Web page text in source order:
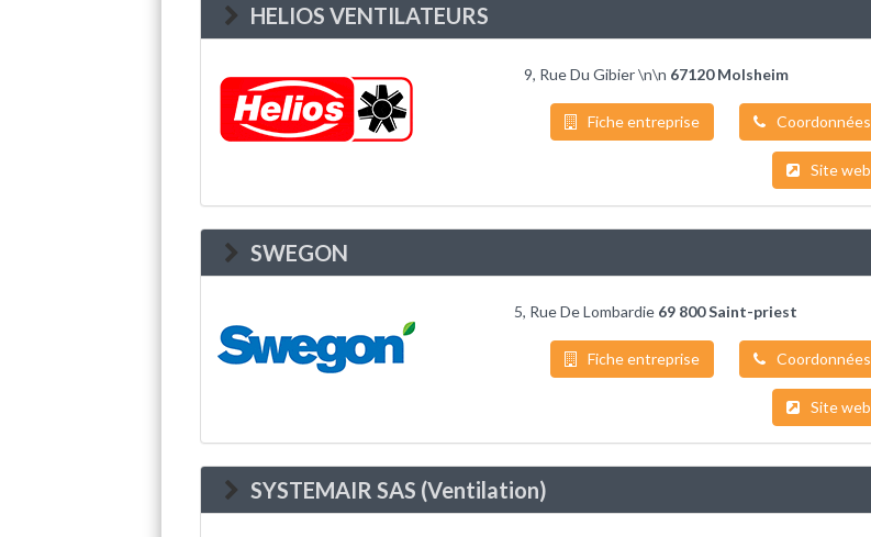
HELIOS VENTILATEURS
9, Rue Du Gibier \n\n 67120 Molsheim
Fiche entreprise Coordonnées
Site web
SWEGON
5, Rue De Lombardie 69 800 Saint-priest
Fiche entreprise Coordonnées
Site web
SYSTEMAIR SAS (Ventilation)